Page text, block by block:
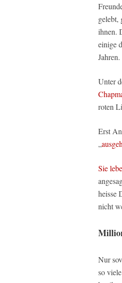
gelebt,
ihnen.
einige
Jahren.
Unter
roten
Erst
„
Sie
heisse
nicht
Nur
so